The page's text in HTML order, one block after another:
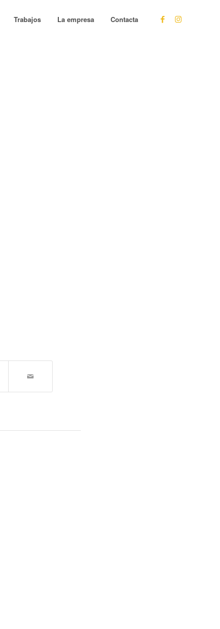
Trabajos La empresa Contacta